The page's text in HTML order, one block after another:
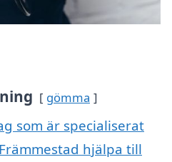
gömma
som är specialiserat
hjälpa till